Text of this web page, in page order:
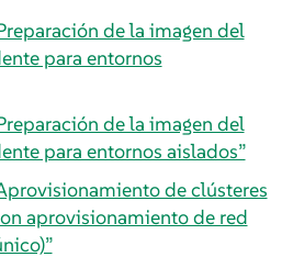
de la imagen del
para entornos
de la imagen del
para entornos aislados”
de clústeres
aprovisionamiento de red